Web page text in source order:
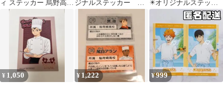
ィ ステッカー 烏野高
校 10枚
ジナルステッカー 影
✴️オリジナルステッカ
ー全7種セット 新品未
開封
¥ 1,050 ¥ 1,222 ¥999